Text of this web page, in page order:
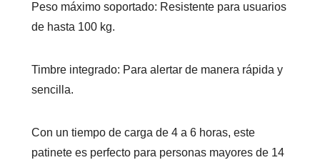
Peso máximo soportado: Resistente para usuarios
de hasta 100 kg.
Timbre integrado: Para alertar de manera rápida y
sencilla.
Con un tiempo de carga de 4 a 6 horas, este
patinete es perfecto para personas mayores de 14